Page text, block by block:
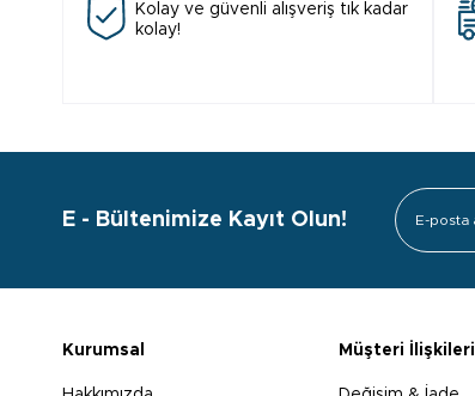
Kolay ve güvenli alışveriş tık kadar
kolay!
E - Bültenimize Kayıt Olun!
Kurumsal Müşteri İlişkileri